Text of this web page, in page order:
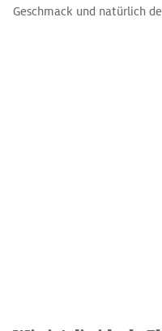
Geschmack und natürlich